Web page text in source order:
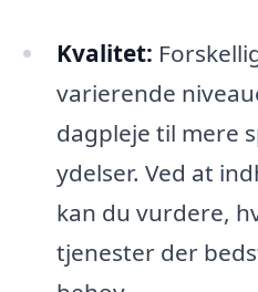
Kvalitet:
varierende
dagpleje til mere
ydelser. Ved at
kan du vurdere,
tjenester der